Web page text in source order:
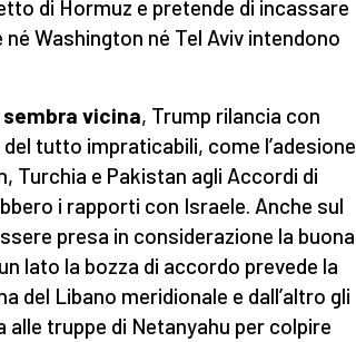
di Hormuz e pretende di incassare
Washington né Tel Aviv intendono
sembra vicina, Trump rilancia con
tutto impraticabili, come l’adesione
Turchia e Pakistan agli Accordi di
i rapporti con Israele. Anche sul
presa in considerazione la buona
lato la bozza di accordo prevede la
del Libano meridionale e dall’altro gli
alle truppe di Netanyahu per colpire